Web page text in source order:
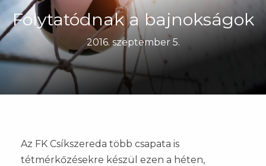
Folytatódnak a bajnokságok
2016. szeptember 5.
Az FK Csíkszereda több csapata is
tétmérkőzésekre készül ezen a héten,